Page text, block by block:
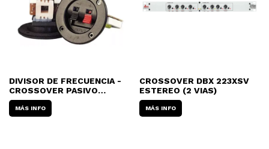
DIVISOR DE FRECUENCIA -
CROSSOVER PASIVO
(PLAQUETA) JAHRO SL-BT-
1303 - 3 VIAS
MÁS INFO
CROSSOVER DBX 223XSV
ESTEREO (2 VIAS)
MÁS INFO